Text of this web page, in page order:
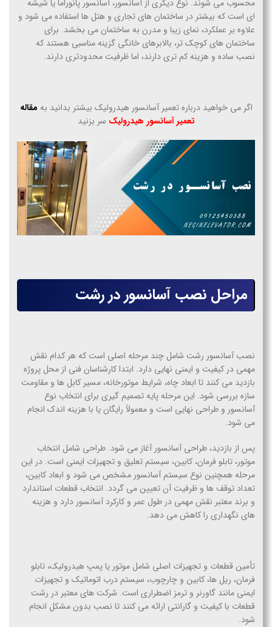
محسوب می شوند. نوع دیگری از آسانسور، آسانسور پانوراما یا شیشه
ای است که بیشتر در ساختمان های تجاری و هتل ها استفاده می شود و
علاوه بر عملکرد، نمای زیبا و مدرن به ساختمان می بخشد. برای
ساختمان های کوچک تر، بالابرهای خانگی گزینه مناسبی هستند که
نصب ساده و هزینه کم تری دارند، اما ظرفیت محدودتری دارند.
اگر می خواهید درباره تعمیر آسانسور هیدرولیک بیشتر بدانید به مقاله
تعمیر آسانسور هیدرولیک سر بزنید
مراحل نصب آسانسور در رشت
نصب آسانسور رشت شامل چند مرحله اصلی است که هر کدام نقش
مهمی در کیفیت و ایمنی نهایی دارد. ابتدا کارشناسان فنی از محل پروژه
بازدید می کنند تا ابعاد چاه، شرایط موتورخانه، مسیر کابل ها و مقاومت
سازه بررسی شود. این مرحله پایه تصمیم گیری برای انتخاب نوع
آسانسور و طراحی نهایی است و معمولاً رایگان یا با هزینه اندک انجام
می شود.
پس از بازدید، طراحی آسانسور آغاز می شود. طراحی شامل انتخاب
موتور، تابلو فرمان، کابین، سیستم تعلیق و تجهیزات ایمنی است. در این
مرحله همچنین نوع سیستم آسانسور مشخص می شود و ابعاد کابین،
تعداد توقف ها و ظرفیت آن تعیین می گردد. انتخاب قطعات استاندارد
و برند معتبر نقش مهمی در طول عمر و کارکرد آسانسور دارد و هزینه
های نگهداری را کاهش می دهد.
تأمین قطعات و تجهیزات اصلی شامل موتور یا پمپ هیدرولیک، تابلو
فرمان، ریل ها، کابین و چارچوب، سیستم درب اتوماتیک و تجهیزات
ایمنی مانند گاورنر و ترمز اضطراری است. شرکت های معتبر در رشت
قطعات با کیفیت و گارانتی ارائه می کنند تا نصب بدون مشکل انجام
شود.